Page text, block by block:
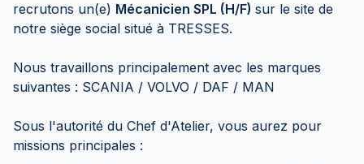
recrutons un(e) Mécanicien SPL (H/F) sur le site de
notre siège social situé à TRESSES.
Nous travaillons principalement avec les marques
suivantes : SCANIA / VOLVO / DAF / MAN
Sous l'autorité du Chef d'Atelier, vous aurez pour
missions principales :